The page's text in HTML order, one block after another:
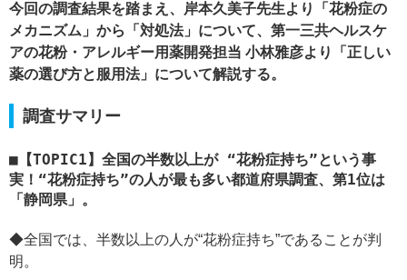
今回の調査結果を踏まえ、岸本久美子先生より「花粉症の
メカニズム」から「対処法」について、第一三共ヘルスケ
アの花粉・アレルギー用薬開発担当 小林雅彦より「正しい
薬の選び方と服用法」について解説する。
調査サマリー
【TOPIC1】全国の半数以上が “花粉症持ち”という事
実！“花粉症持ち”の人が最も多い都道府県調査、第1位は
「静岡県」。
◆全国では、半数以上の人が“花粉症持ち”であることが判
明。